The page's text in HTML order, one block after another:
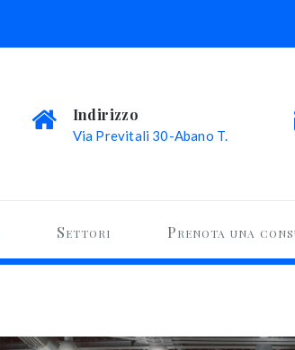
Indirizzo
Via Previtali 30-Abano T.
Settori Prenota una